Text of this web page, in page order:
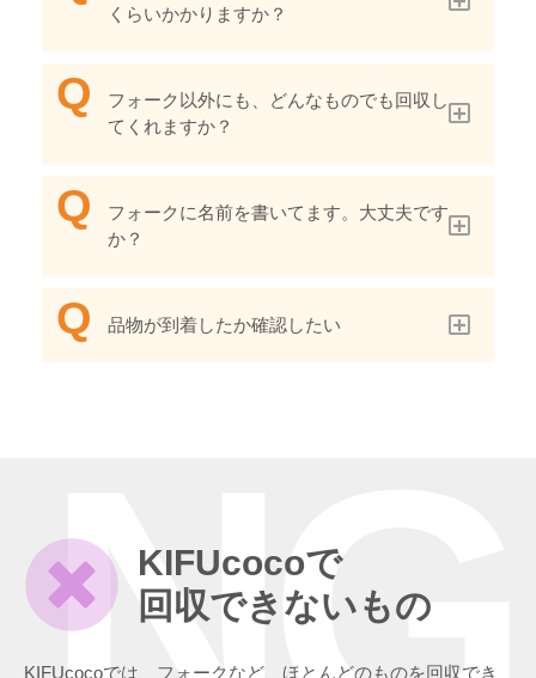
くらいかかりますか？
フォーク以外にも、どんなものでも回収し
てくれますか？
フォークに名前を書いてます。大丈夫です
か？
品物が到着したか確認したい
KIFUcocoで
回収できないもの
KIFUcocoでは、フォークなど、ほとんどのものを回収でき